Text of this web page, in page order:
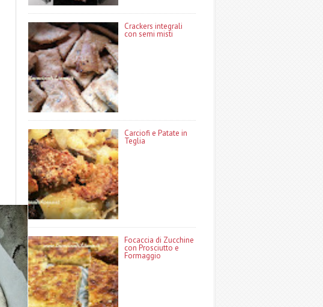
Crackers integrali
con semi misti
Carciofi e Patate in
Teglia
Focaccia di Zucchine
con Prosciutto e
Formaggio